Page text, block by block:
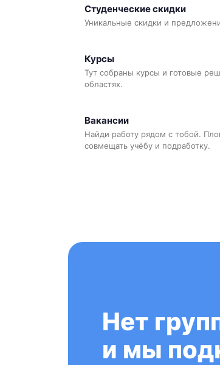
Студенческие скидки
Уникальные скидки и
Курсы
Тут собраны курсы и готовые
областях.
Вакансии
Найди работу рядом с тобой.
совмещать учёбу и подработку.
Нет
и мы